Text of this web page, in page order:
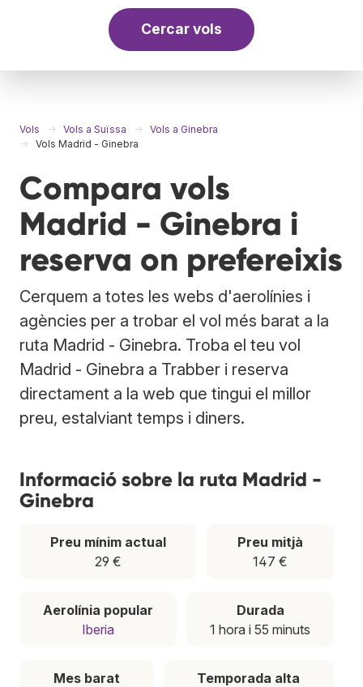
Cercar vols
Vols Vols a Suïssa
Vols a Ginebra
Vols Madrid - Ginebra
Compara vols
Madrid - Ginebra i
reserva on prefereixis
Cerquem a totes les webs d'aerolínies i
agències per a trobar el vol més barat a la
ruta Madrid - Ginebra. Troba el teu vol
Madrid - Ginebra a Trabber i reserva
directament a la web que tingui el millor
preu, estalviant temps i diners.
Informació sobre la ruta Madrid -
Ginebra
Preu mínim actual
29 €
Preu mitjà
147 €
Aerolínia popular
Iberia
Durada
1 hora i 55 minuts
Mes barat
Temporada alta